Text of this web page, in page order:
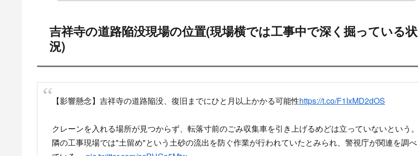
吉祥寺の道路陥没現場の位置(現場横では工事中で深く掘っている状
況)
【影響懸念】吉祥寺の道路陥没、復旧までにひと月以上かかる可能性https://t.co/F1IxMD2dOS
クレーンを入れる場所が見つからず、転落寸前のごみ収集車を引き上げるめどは立っていないという。
隣の工事現場では"土留め"という土砂の流出を防ぐ作業が行われていたとみられ、警視庁が関連を調べ